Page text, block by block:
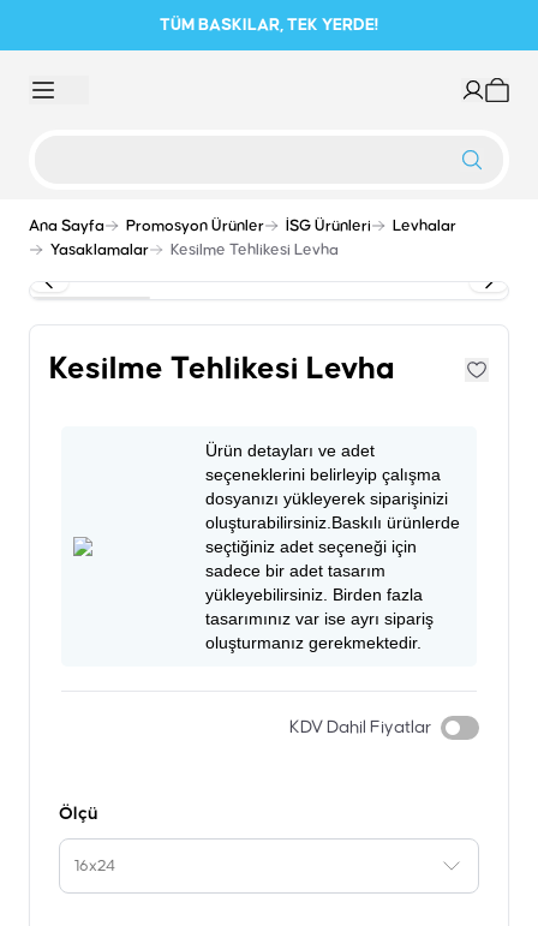
TÜM BASKILAR, TEK YERDE!
Ana Sayfa Promosyon Ürünler İSG Ürünleri
Levhalar
Yasaklamalar
Kesilme Tehlikesi Levha
Kesilme Tehlikesi Levha
Ürün detayları ve adet
seçeneklerini belirleyip çalışma
dosyanızı yükleyerek siparişinizi
oluşturabilirsiniz.Baskılı ürünlerde
seçtiğiniz adet seçeneği için
sadece bir adet tasarım
yükleyebilirsiniz. Birden fazla
tasarımınız var ise ayrı sipariş
oluşturmanız gerekmektedir.
KDV Dahil Fiyatlar
Ölçü
16x24